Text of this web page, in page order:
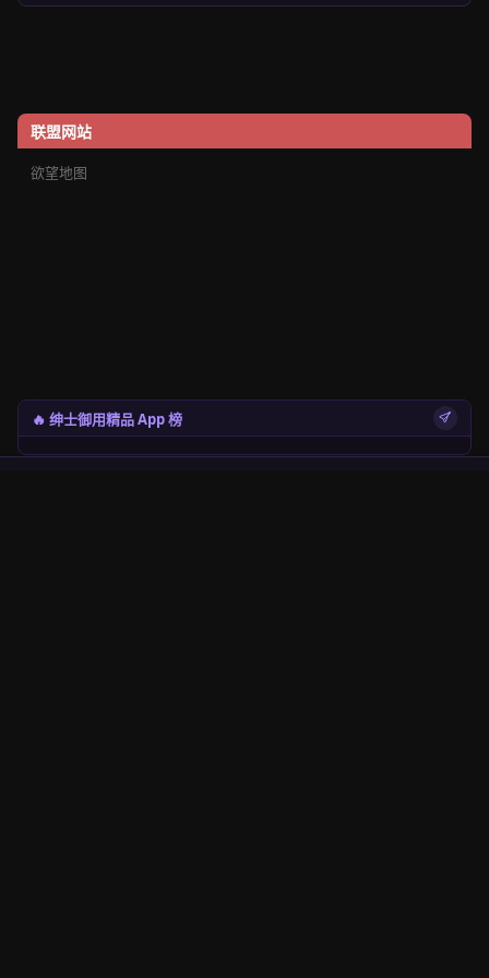
联盟网站
欲望地图
🔥 绅士御用精品 App 榜